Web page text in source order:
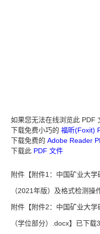
如果您无法在线浏览此 PDF
下载免费小巧的 福昕(Foxit)
下载免费的 Adobe Reader
下载此 PDF 文件
附件【附件1：中国矿业大学
（2021年版）及格式检测操
附件【附件2：中国矿业大学
（学位部分）.docx】已下载